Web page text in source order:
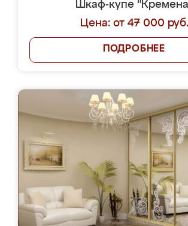
Шкаф-купе
Цена: от 47 000 руб.
ПОДРОБНЕЕ